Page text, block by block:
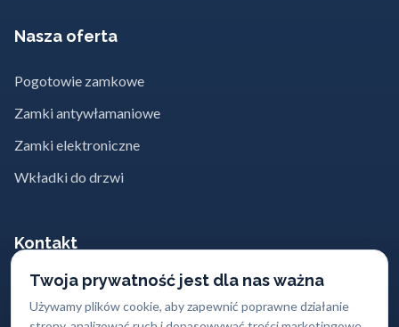
Twoja prywatność jest dla nas ważna
Używamy plików cookie, aby zapewnić poprawne działanie
Nasza oferta
Pogotowie zamkowe
Zamki antywłamaniowe
Zamki elektroniczne
Wkładki do drzwi
Kontakt
662 869 662